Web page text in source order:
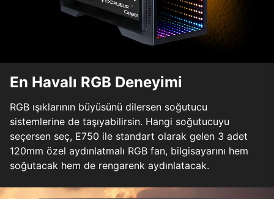
En Havalı RGB Deneyimi
RGB ışıklarının büyüsünü dilersen soğutucu
sistemlerine de taşıyabilirsin. Hangi soğutucuyu
seçersen seç, E750 ile standart olarak gelen 3 adet
120mm özel aydınlatmalı RGB fan, bilgisayarını hem
soğutacak hem de rengarenk aydınlatacak.